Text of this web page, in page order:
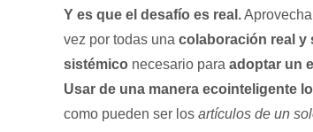
Y es que el desafío es real.
vez por todas una colaboración real y
sistémico necesario para adoptar un
Usar de una manera ecointeligente
como pueden ser los artículos de un